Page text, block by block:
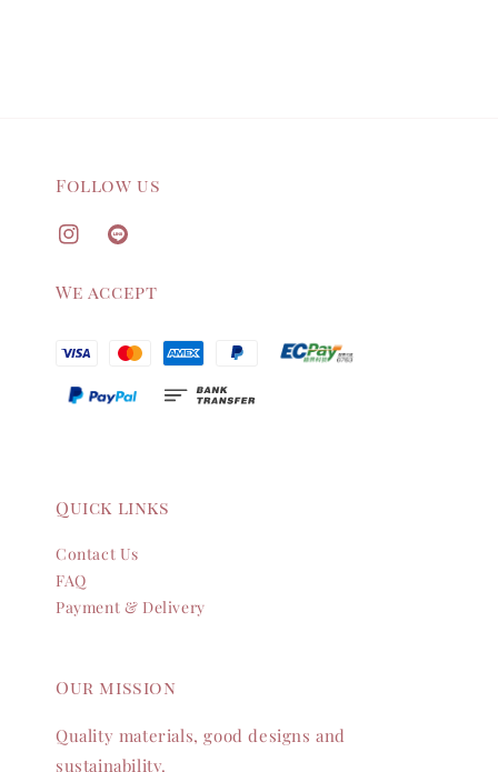
Follow us
We accept
Quick links
Contact Us
FAQ
Payment & Delivery
Our mission
Quality materials, good designs and
sustainability.